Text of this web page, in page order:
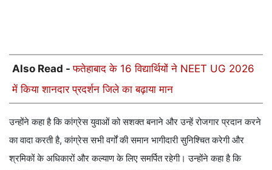
Also Read -फतेहाबाद के 16 विद्यार्थियों ने NEET UG 2026
में किया शानदार प्रदर्शन जिले का बढ़ाया मान
उन्होंने कहा है कि कांग्रेस युवाओं को सशक्त बनाने और उन्हें रोजगार प्रदान करने
का वादा करती है, कांग्रेस सभी वर्गों की समान भागीदारी सुनिश्चित करेगी और
श्रमिकों के अधिकारों और कल्याण के लिए समर्पित रहेगी। उन्होंने कहा है कि